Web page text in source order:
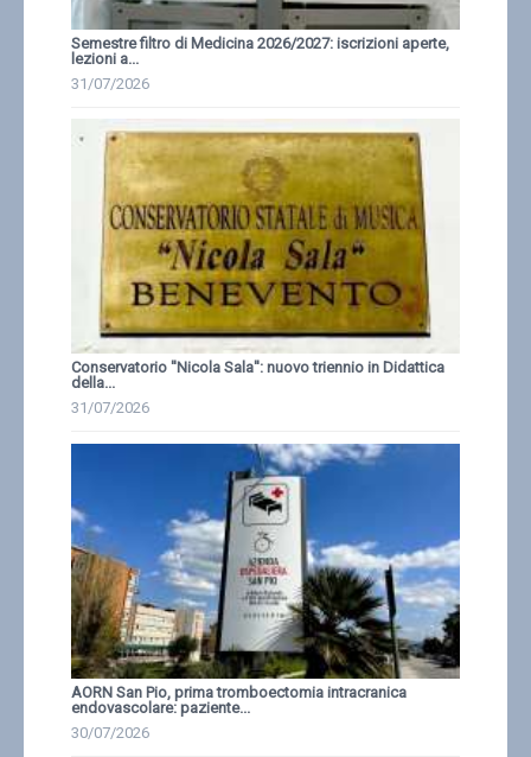
Semestre filtro di Medicina 2026/2027: iscrizioni aperte,
lezioni a...
31/07/2026
Conservatorio ''Nicola Sala'': nuovo triennio in Didattica
della...
31/07/2026
AORN San Pio, prima tromboectomia intracranica
endovascolare: paziente...
30/07/2026